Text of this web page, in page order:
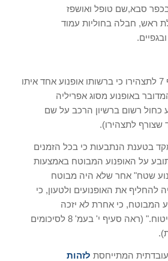
סבא,שם טופל ואושפז
ראש, חבלה בחוליות עמוד
.
7 לתצהירו כי ברשותו אופנוע אחד איתו
באופנוע מסוג אפריליה
כחול רשום ברשיון הרכב על שם
שצורף לתצהירו).
בטענת הנתבעות כי בכל הזמנים
על האופנוע המבוטח באמצעות
שטח" אחר שלא היה מבוטח
להחליף את האופנועים ולטעון, כי
המבוטח, כי אחרת לא יזכה
." (ראה סעיף י' בעמ' 8
לסיכומים
).
המתייחסת לזהות